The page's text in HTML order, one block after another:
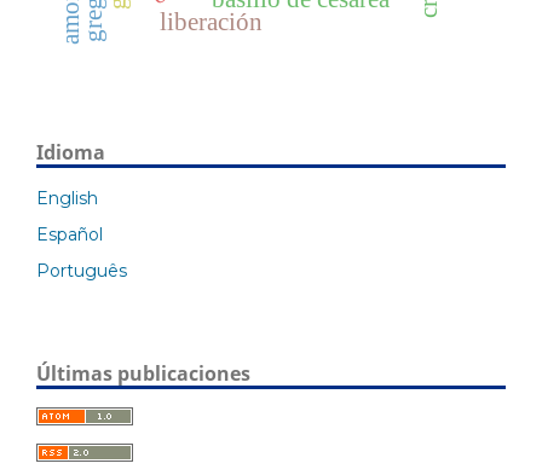
liberación
Idioma
English
Español
Português
Últimas publicaciones